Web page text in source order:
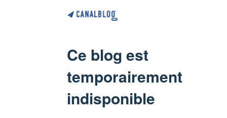
Ce blog est
temporairement
indisponible